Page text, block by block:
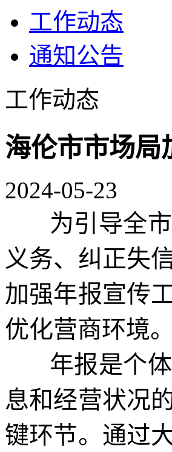
工作动态
通知公告
工作动态
海伦市市场局
2024-05-23
为引导全市
义务、纠正失
加强年报宣传
优化营商环境。
年报是个体
息和经营状况
键环节。通过